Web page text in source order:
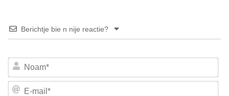
Berichtje bie n nije reactie?
E-